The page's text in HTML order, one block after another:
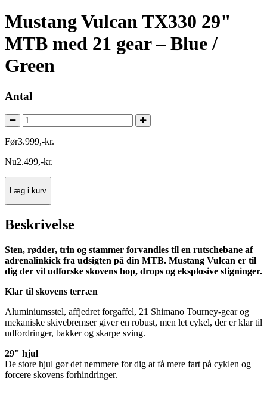
Mustang Vulcan TX330 29"
MTB med 21 gear – Blue /
Green
Antal
Før3.999,-kr.
Nu2.499,-kr.
Læg i kurv
Beskrivelse
Sten, rødder, trin og stammer forvandles til en rutschebane af
adrenalinkick fra udsigten på din MTB. Mustang Vulcan er til
dig der vil udforske skovens hop, drops og eksplosive stigninger.
Klar til skovens terræn
Aluminiumsstel, affjedret forgaffel, 21 Shimano Tourney-gear og
mekaniske skivebremser giver en robust, men let cykel, der er klar til
udfordringer, bakker og skarpe sving.
29" hjul
De store hjul gør det nemmere for dig at få mere fart på cyklen og
forcere skovens forhindringer.